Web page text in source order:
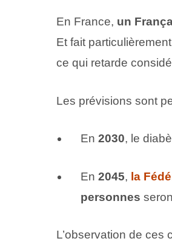
En France, un
Et fait
ce qui retarde
Les prévisions sont
En 2030, le
En 2045, la
personnes
L’observation de ces